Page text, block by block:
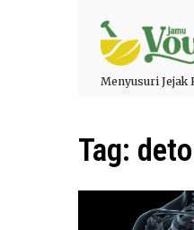
Menyusuri Jejak
Tag: